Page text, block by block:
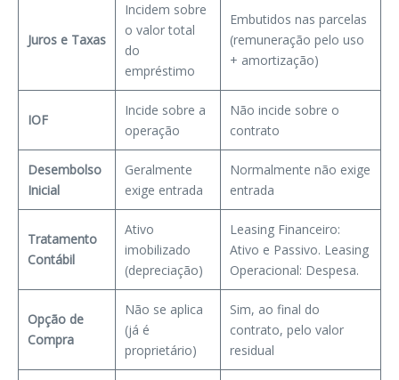
Juros e Taxas
Incidem sobre
o valor total
do
empréstimo
Embutidos nas parcelas
(remuneração pelo uso
+ amortização)
IOF
Incide sobre a
operação
Não incide sobre o
contrato
Desembolso
Inicial
Geralmente
exige entrada
Normalmente não exige
entrada
Tratamento
Contábil
Ativo
imobilizado
(depreciação)
Leasing Financeiro:
Ativo e Passivo. Leasing
Operacional: Despesa.
Opção de
Compra
Não se aplica
(já é
proprietário)
Sim, ao final do
contrato, pelo valor
residual